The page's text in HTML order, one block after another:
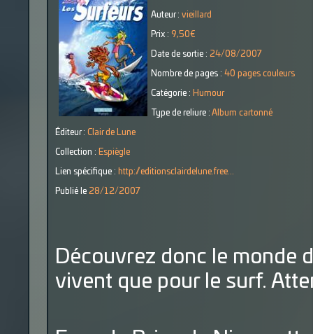
Auteur : vieillard
Prix : 9,50€
Date de sortie : 24/08/2007
Nombre de pages : 40 pages couleurs
Catégorie : Humour
Type de reliure : Album cartonné
Éditeur : Clair de Lune
Collection : Espiègle
Lien spécifique : http://editionsclairdelune.free...
Publié le 28/12/2007
Découvrez donc le monde
vivent que pour le surf.